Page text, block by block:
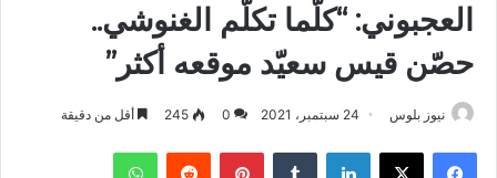
العجبوني: “كلّما تكلّم الغنوشي..
حصّن قيس سعيّد موقعه أكثر”
نيوز بلوس 24 سبتمبر، 2021 0
245 أقل من دقيقة
فيسبوك X لينكدإن بينتيريست واتساب